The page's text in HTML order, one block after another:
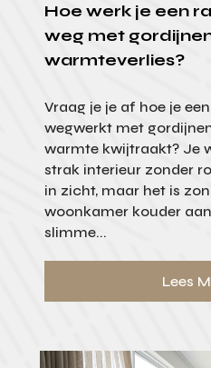
Hoe werk je een
weg met
warmteverlies?
Vraag je je af hoe je
wegwerkt met
warmte kwijtraakt? Je
strak interieur zonder
in zicht, maar het is
woonkamer kouder
slimme...
Lees